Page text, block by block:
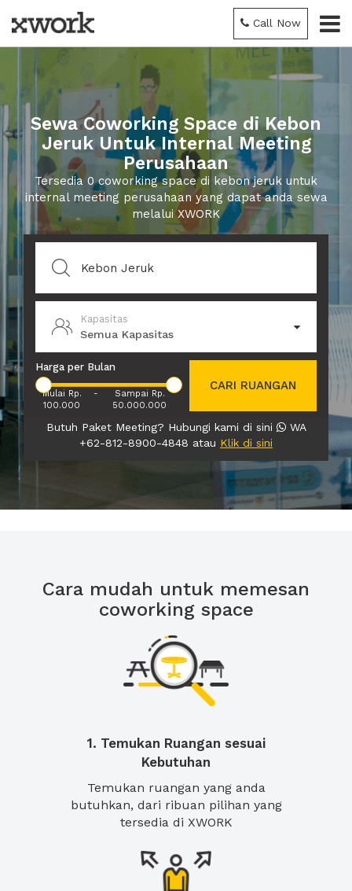
Call Now
Sewa Coworking Space di Kebon
Jeruk Untuk Internal Meeting
Perusahaan
Tersedia 0 coworking space di kebon jeruk untuk
internal meeting perusahaan yang dapat anda sewa
melalui XWORK
Kapasitas
Semua Kapasitas
Harga per Bulan
Mulai Rp.
100.000
-
Sampai Rp.
50.000.000
CARI RUANGAN
Butuh Paket Meeting? Hubungi kami di sini
WA
+62-812-8900-4848 atau Klik di sini
Cara mudah untuk memesan
coworking space
1. Temukan Ruangan sesuai
Kebutuhan
Temukan ruangan yang anda
butuhkan, dari ribuan pilihan yang
tersedia di XWORK